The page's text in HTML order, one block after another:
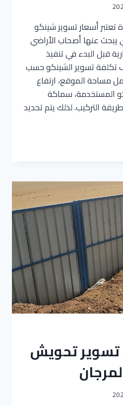
أسعار تسوير شينكو
يبحث عنها أصحاب الأراضي
قبل البدء في تنفيذ
تكلفة تسوير الشينكو حسب
الموقع، ارتفاع
المستخدمة، سماكة
التركيب. لذلك يتم تحديد
تحويش